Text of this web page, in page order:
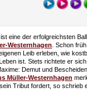
ist eine der erfolgreichsten
Westernhagen . Schon
Leib erleben, wie
ist. Stets richtete er
Demut und
Müller-Westernhagen
Tribut fordert, so schrieb